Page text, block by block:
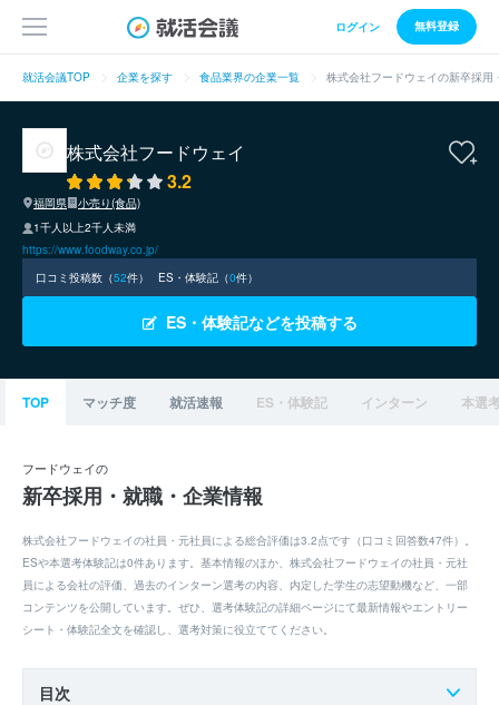
ログイン 無料登録
就活会議TOP 企業を探す 食品業界の企業一覧 株式会社フードウェイの新卒採用
株式会社フードウェイ
3.2
福岡県
小売り(食品)
1千人以上2千人未満
https://www.foodway.co.jp/
口コミ投稿数（52件） ES・体験記（0件）
ES・体験記などを投稿する
TOP マッチ度 就活速報 ES・体験記 インターン 本選
フードウェイの
新卒採用・就職・企業情報
株式会社フードウェイの社員・元社員による総合評価は3.2点です（口コミ回答数47件）。
ESや本選考体験記は0件あります。基本情報のほか、株式会社フードウェイの社員・元社
員による会社の評価、過去のインターン選考の内容、内定した学生の志望動機など、一部
コンテンツを公開しています。ぜひ、選考体験記の詳細ページにて最新情報やエントリー
シート・体験記全文を確認し、選考対策に役立ててください。
目次